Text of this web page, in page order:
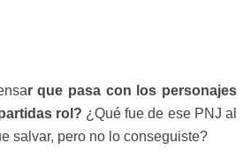
r que pasa con los personajes
rol? ¿Qué fue de ese PNJ al
salvar, pero no lo conseguiste?